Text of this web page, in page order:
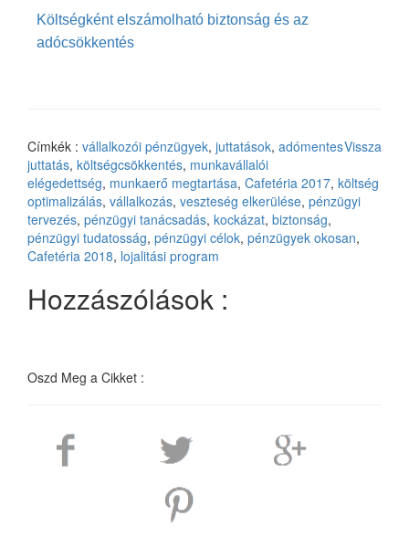
Költségként elszámolható biztonság és az
adócsökkentés
Vissza
Címkék : vállalkozói pénzügyek, juttatások, adómentes
juttatás, költségcsökkentés, munkavállalói
elégedettség, munkaerő megtartása, Cafetéria 2017, költség
optimalizálás, vállalkozás, veszteség elkerülése, pénzügyi
tervezés, pénzügyi tanácsadás, kockázat, biztonság,
pénzügyi tudatosság, pénzügyi célok, pénzügyek okosan,
Cafetéria 2018, lojalitási program
Hozzászólások :
Oszd Meg a Cikket :